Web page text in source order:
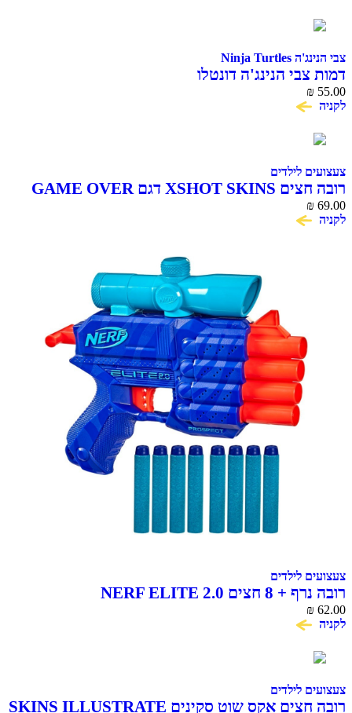
צבי הנינג'ה Ninja Turtles
דמות צבי הנינג'ה דונטלו
₪ 55.00
לקניה
צעצועים לילדים
רובה חצים XSHOT SKINS דגם GAME OVER
₪ 69.00
לקניה
צעצועים לילדים
רובה נרף + 8 חצים NERF ELITE 2.0
₪ 62.00
לקניה
צעצועים לילדים
רובה חצים אקס שוט סקינים SKINS ILLUSTRATE